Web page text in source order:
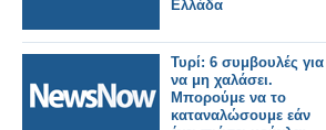
Ελλάδα
Τυρί: 6 συμβουλές για
να μη χαλάσει.
Μπορούμε να το
καταναλώσουμε εάν